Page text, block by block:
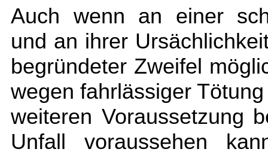
Auch wenn an einer
und an ihrer
begründeter Zweifel
wegen fahrlässiger
weiteren Voraussetzung
Unfall voraussehen